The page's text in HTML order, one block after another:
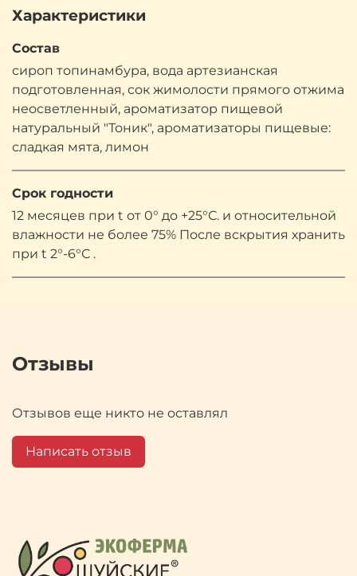
Характеристики
Состав
сироп топинамбура, вода артезианская
подготовленная, сок жимолости прямого отжима
неосветленный, ароматизатор пищевой
натуральный "Тоник", ароматизаторы пищевые:
сладкая мята, лимон
Срок годности
12 месяцев при t от 0° до +25°С. и относительной
влажности не более 75% После вскрытия хранить
при t 2°-6°С .
Отзывы
Отзывов еще никто не оставлял
Написать отзыв